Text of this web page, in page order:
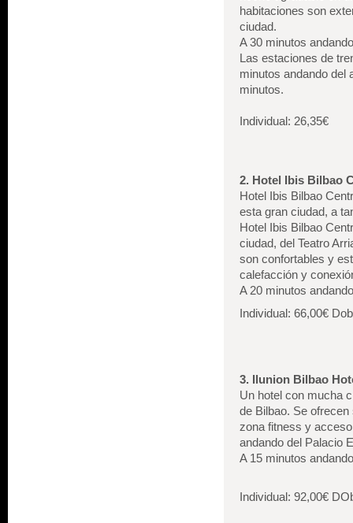
habitaciones son
ciudad.
A 30 minutos
Las estaciones de
minutos andando del
minutos.
Individual: 26,35€
2. Hotel Ibis Bilbao
Hotel Ibis Bilbao
esta gran ciudad, a
Hotel Ibis Bilbao
ciudad, del Teatro
son confortables y
calefacción y
A 20 minutos
Individual: 66,00€
3. Ilunion Bilbao
Un hotel con mucha
de Bilbao. Se
zona fitness y
andando del Palacio
A 15 minutos
Individual: 92,00€